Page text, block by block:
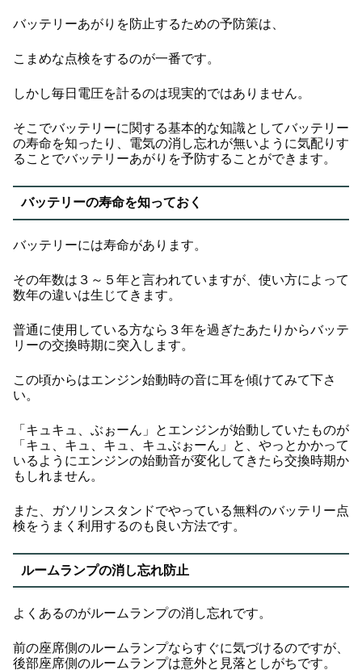
バッテリーあがりを防止するための予防策は、
こまめな点検をするのが一番です。
しかし毎日電圧を計るのは現実的ではありません。
そこでバッテリーに関する基本的な知識としてバッテリー
の寿命を知ったり、電気の消し忘れが無いように気配りす
ることでバッテリーあがりを予防することができます。
バッテリーの寿命を知っておく
バッテリーには寿命があります。
その年数は３～５年と言われていますが、使い方によって
数年の違いは生じてきます。
普通に使用している方なら３年を過ぎたあたりからバッテ
リーの交換時期に突入します。
この頃からはエンジン始動時の音に耳を傾けてみて下さ
い。
「キュキュ、ぶぉーん」とエンジンが始動していたものが
「キュ、キュ、キュ、キュぶぉーん」と、やっとかかって
いるようにエンジンの始動音が変化してきたら交換時期か
もしれません。
また、ガソリンスタンドでやっている無料のバッテリー点
検をうまく利用するのも良い方法です。
ルームランプの消し忘れ防止
よくあるのがルームランプの消し忘れです。
前の座席側のルームランプならすぐに気づけるのですが、
後部座席側のルームランプは意外と見落としがちです。